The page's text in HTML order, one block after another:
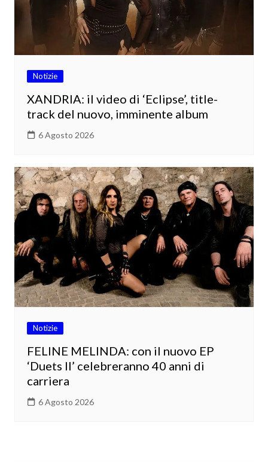
Notizie
XANDRIA: il video di ‘Eclipse’, title-
track del nuovo, imminente album
6 Agosto 2026
Notizie
FELINE MELINDA: con il nuovo EP
‘Duets II’ celebreranno 40 anni di
carriera
6 Agosto 2026